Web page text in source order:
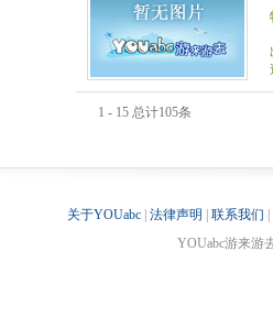
1 - 15 总计105条
关于YOUabc| 法律声明 联系我们
YOUabc游来游